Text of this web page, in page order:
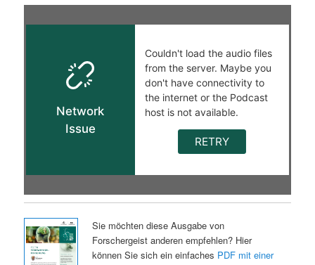
Sie möchten diese Ausgabe von
Forschergeist anderen empfehlen? Hier
können Sie sich ein einfaches PDF mit einer